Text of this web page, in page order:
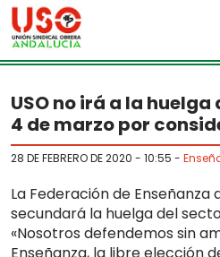
Skip to main content
USO no irá a la huelga
4 de marzo por
28 DE FEBRERO DE 2020 - 10:55 -
La Federación de Enseñanza
secundará la huelga del
«Nosotros defendemos sin